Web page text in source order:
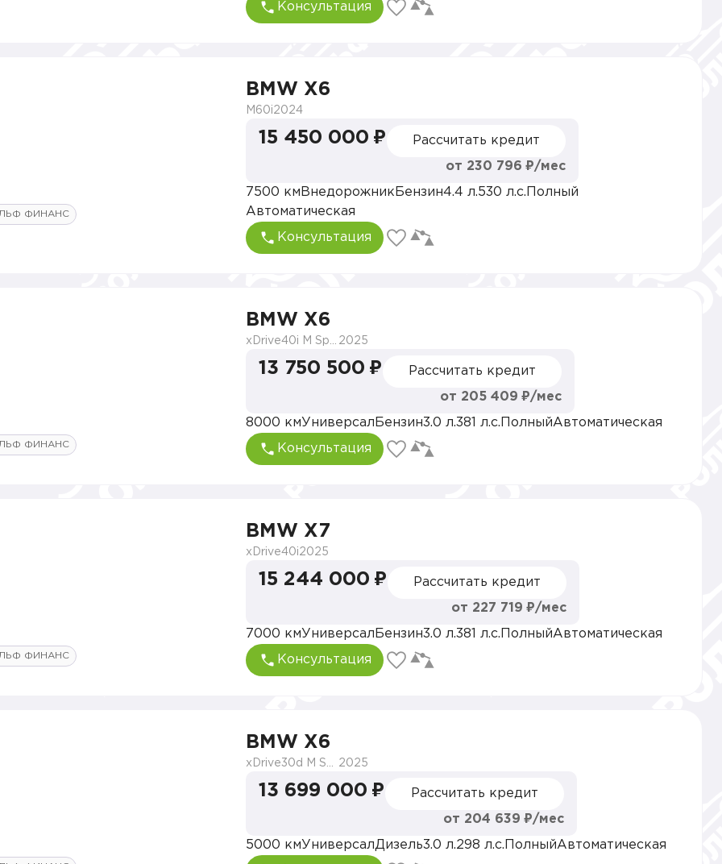
Консультация
ФИНАНС
BMW X6
M60i2024
15 450 000 ₽ Рассчитать кредит
от 230 796 ₽/мес
7500 км Внедорожник Бензин4.4 л.530 л.с. Полный
Автоматическая
Консультация
ФИНАНС
BMW X6
2025
13 750 500 ₽ Рассчитать кредит
от 205 409 ₽/мес
8000 кмУниверсал Бензин3.0 л.381 л.с. ПолныйАвтоматическая
Консультация
ФИНАНС
BMW X7
xDrive40i2025
15 244 000 ₽ Рассчитать кредит
от 227 719 ₽/мес
7000 кмУниверсал Бензин3.0 л.381 л.с. ПолныйАвтоматическая
Консультация
BMW X6
2025
13 699 000 ₽ Рассчитать кредит
от 204 639 ₽/мес
5000 кмУниверсалДизель3.0 л.298 л.с. ПолныйАвтоматическая